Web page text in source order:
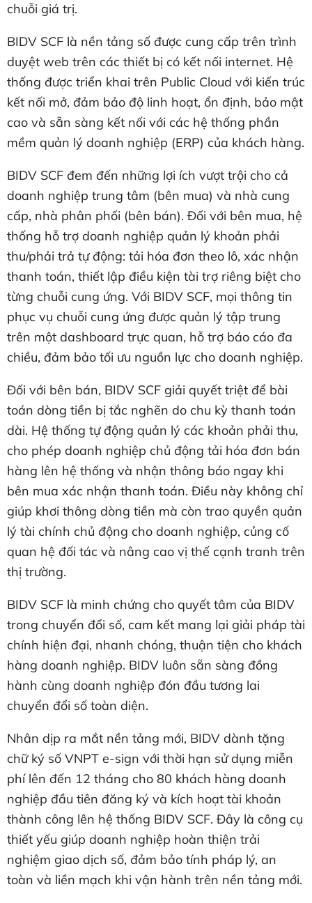
chuỗi giá trị.
BIDV SCF là nền tảng số được cung cấp trên trình
duyệt web trên các thiết bị có kết nối internet. Hệ
thống được triển khai trên Public Cloud với kiến trúc
kết nối mở, đảm bảo độ linh hoạt, ổn định, bảo mật
cao và sẵn sàng kết nối với các hệ thống phần
mềm quản lý doanh nghiệp (ERP) của khách hàng.
BIDV SCF đem đến những lợi ích vượt trội cho cả
doanh nghiệp trung tâm (bên mua) và nhà cung
cấp, nhà phân phối (bên bán). Đối với bên mua, hệ
thống hỗ trợ doanh nghiệp quản lý khoản phải
thu/phải trả tự động: tải hóa đơn theo lô, xác nhận
thanh toán, thiết lập điều kiện tài trợ riêng biệt cho
từng chuỗi cung ứng. Với BIDV SCF, mọi thông tin
phục vụ chuỗi cung ứng được quản lý tập trung
trên một dashboard trực quan, hỗ trợ báo cáo đa
chiều, đảm bảo tối ưu nguồn lực cho doanh nghiệp.
Đối với bên bán, BIDV SCF giải quyết triệt để bài
toán dòng tiền bị tắc nghẽn do chu kỳ thanh toán
dài. Hệ thống tự động quản lý các khoản phải thu,
cho phép doanh nghiệp chủ động tải hóa đơn bán
hàng lên hệ thống và nhận thông báo ngay khi
bên mua xác nhận thanh toán. Điều này không chỉ
giúp khơi thông dòng tiền mà còn trao quyền quản
lý tài chính chủ động cho doanh nghiệp, củng cố
quan hệ đối tác và nâng cao vị thế cạnh tranh trên
thị trường.
BIDV SCF là minh chứng cho quyết tâm của BIDV
trong chuyển đổi số, cam kết mang lại giải pháp tài
chính hiện đại, nhanh chóng, thuận tiện cho khách
hàng doanh nghiệp. BIDV luôn sẵn sàng đồng
hành cùng doanh nghiệp đón đầu tương lai
chuyển đổi số toàn diện.
Nhân dịp ra mắt nền tảng mới, BIDV dành tặng
chữ ký số VNPT e-sign với thời hạn sử dụng miễn
phí lên đến 12 tháng cho 80 khách hàng doanh
nghiệp đầu tiên đăng ký và kích hoạt tài khoản
thành công lên hệ thống BIDV SCF. Đây là công cụ
thiết yếu giúp doanh nghiệp hoàn thiện trải
nghiệm giao dịch số, đảm bảo tính pháp lý, an
toàn và liền mạch khi vận hành trên nền tảng mới.